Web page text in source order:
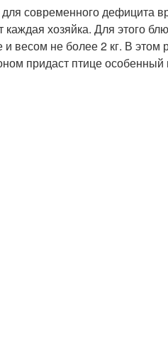
современного дефицита
хозяйка. Для этого
весом не более 2 кг. В этом
придаст птице особенный